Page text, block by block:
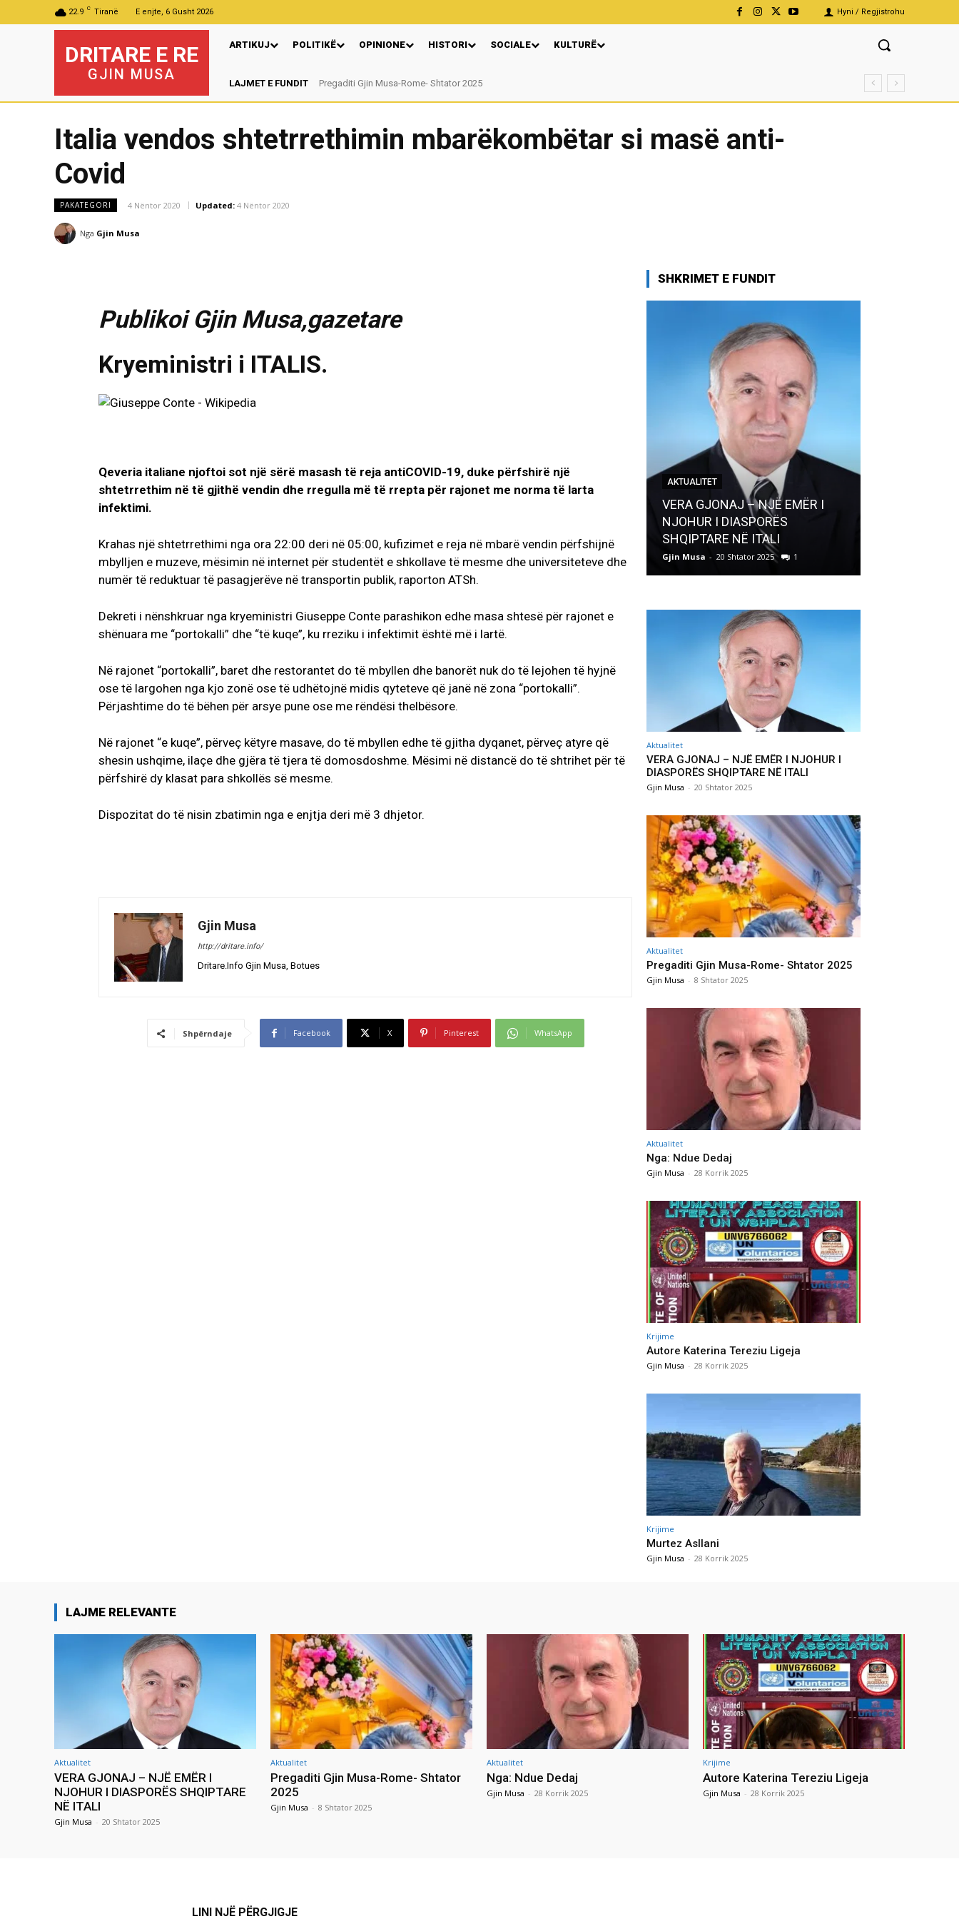
22.9 C Tiranë E enjte, 6 Gusht 2026 Hyni / Regjistrohu
DRITARE E RE
GJIN MUSA
ARTIKUJ POLITIKË OPINIONE HISTORI SOCIALE KULTURË
LAJMET E FUNDIT Pregaditi Gjin Musa-Rome- Shtator 2025
Nga: Ndue Dedaj
Italia vendos shtetrrethimin mbarëkombëtar si masë anti-
Covid
PAKATEGORI 4 Nëntor 2020 Updated: 4 Nëntor 2020
Nga Gjin Musa
Publikoi Gjin Musa,gazetare
Kryeministri i ITALIS.
Qeveria italiane njoftoi sot një sërë masash të reja antiCOVID-19, duke përfshirë një
shtetrrethim në të gjithë vendin dhe rregulla më të rrepta për rajonet me norma të larta
infektimi.
Krahas një shtetrrethimi nga ora 22:00 deri në 05:00, kufizimet e reja në mbarë vendin përfshijnë
mbylljen e muzeve, mësimin në internet për studentët e shkollave të mesme dhe universiteteve dhe
numër të reduktuar të pasagjerëve në transportin publik, raporton ATSh.
Dekreti i nënshkruar nga kryeministri Giuseppe Conte parashikon edhe masa shtesë për rajonet e
shënuara me “portokalli” dhe “të kuqe”, ku rreziku i infektimit është më i lartë.
Në rajonet “portokalli”, baret dhe restorantet do të mbyllen dhe banorët nuk do të lejohen të hyjnë
ose të largohen nga kjo zonë ose të udhëtojnë midis qyteteve që janë në zona “portokalli”.
Përjashtime do të bëhen për arsye pune ose me rëndësi thelbësore.
Në rajonet “e kuqe”, përveç këtyre masave, do të mbyllen edhe të gjitha dyqanet, përveç atyre që
shesin ushqime, ilaçe dhe gjëra të tjera të domosdoshme. Mësimi në distancë do të shtrihet për të
përfshirë dy klasat para shkollës së mesme.
Dispozitat do të nisin zbatimin nga e enjtja deri më 3 dhjetor.
Gjin Musa
http://dritare.info/
Dritare.Info Gjin Musa, Botues
Shpërndaje Facebook X Pinterest WhatsApp
SHKRIMET E FUNDIT
AKTUALITET
VERA GJONAJ – NJË EMËR I
NJOHUR I DIASPORËS
SHQIPTARE NË ITALI
Gjin Musa - 20 Shtator 2025 1
Aktualitet
VERA GJONAJ – NJË EMËR I NJOHUR I
DIASPORËS SHQIPTARE NË ITALI
Gjin Musa - 20 Shtator 2025
Aktualitet
Pregaditi Gjin Musa-Rome- Shtator 2025
Gjin Musa - 8 Shtator 2025
Aktualitet
Nga: Ndue Dedaj
Gjin Musa - 28 Korrik 2025
Krijime
Autore Katerina Tereziu Ligeja
Gjin Musa - 28 Korrik 2025
Krijime
Murtez Asllani
Gjin Musa - 28 Korrik 2025
LAJME RELEVANTE
Aktualitet
VERA GJONAJ – NJË EMËR I
NJOHUR I DIASPORËS SHQIPTARE
NË ITALI
Gjin Musa - 20 Shtator 2025
Aktualitet
Pregaditi Gjin Musa-Rome- Shtator
2025
Gjin Musa - 8 Shtator 2025
Aktualitet
Nga: Ndue Dedaj
Gjin Musa - 28 Korrik 2025
Krijime
Autore Katerina Tereziu Ligeja
Gjin Musa - 28 Korrik 2025
LINI NJË PËRGJIGJE